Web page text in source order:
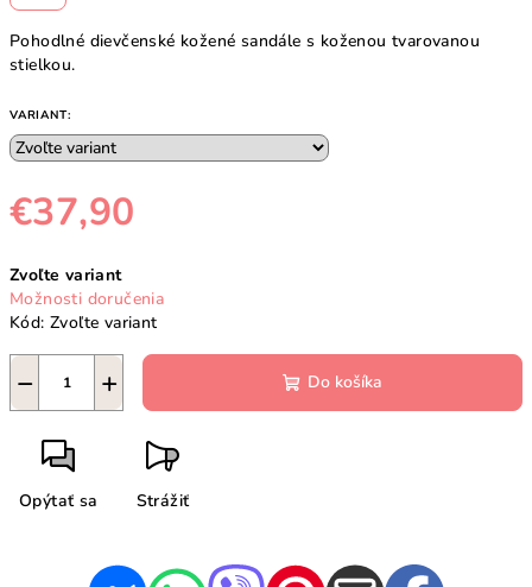
Pohodlné dievčenské kožené sandále s koženou tvarovanou
stielkou.
VARIANT:
€37,90
cena:
Zvoľte variant
Možnosti doručenia
Kód: Zvoľte variant
+
− Do košíka
Opýtať sa Strážiť